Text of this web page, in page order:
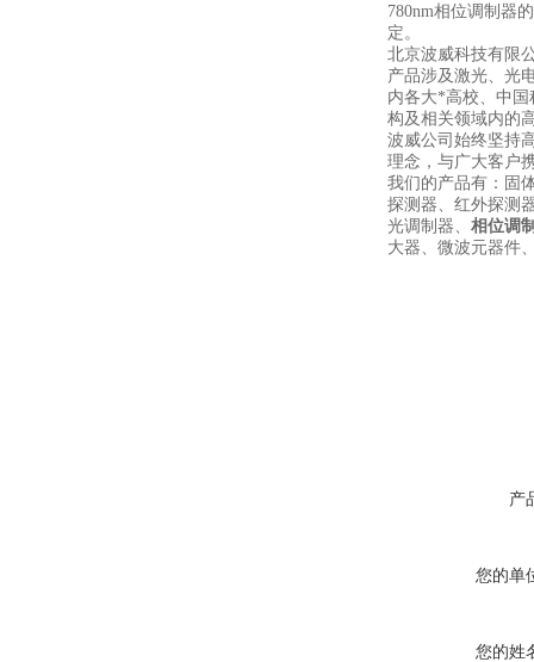
780nm相位调制器
定。
北京波威科技有限
产品涉及激光、光
内各大*高校、中
构及相关领域内的
波威公司始终坚持
理念，与广大客户
我们的产品有：固
探测器、红外探测
光调制器、 相位调
大器、微波元器件
产
您的单
您的姓